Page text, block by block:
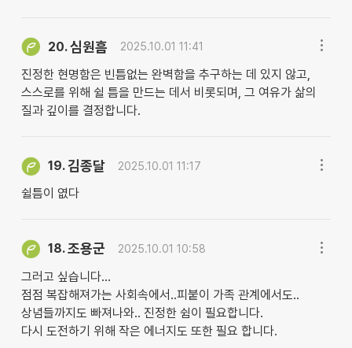
20.심원흠 2025.10.01 11:41
진정한 현명함은 빈틈없는 완벽함을 추구하는 데 있지 않고,
스스로를 위해 쉴 틈을 만드는 데서 비롯되며, 그 여유가 삶의
질과 깊이를 결정합니다.
19.김종달 2025.10.01 11:17
쉴틈이 엾다
18.조용군 2025.10.01 10:58
그러고 싶습니다...
점점 복잡해져가는 사회속에서..피붙이 가족 관계에서도..
상념들까지도 빠져나와.. 진정한 쉼이 필요합니다.
다시 도전하기 위해 작은 에너지도 또한 필요 합니다.